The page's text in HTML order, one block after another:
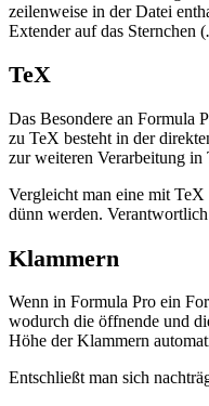
zeilenweise in der Datei
Extender auf das Sternchen (.
TeX
Das Besondere an Formula
zu TeX besteht in der
zur weiteren Verarbeitung in
Vergleicht man eine mit
dünn werden.
Klammern
Wenn in Formula Pro ein
wodurch die öffnende und
Höhe der Klammern
Entschließt man sich